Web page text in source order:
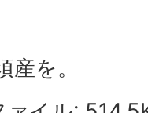
を。